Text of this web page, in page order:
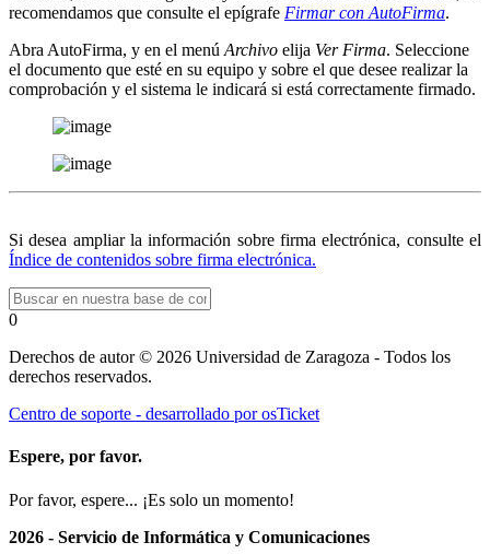
recomendamos que consulte el epígrafe Firmar con AutoFirma.
Abra AutoFirma, y en el menú Archivo elija Ver Firma. Seleccione
el documento que esté en su equipo y sobre el que desee realizar la
comprobación y el sistema le indicará si está correctamente firmado.
Si desea ampliar la información sobre firma electrónica, consulte el
Índice de contenidos sobre firma electrónica.
0
Derechos de autor © 2026 Universidad de Zaragoza - Todos los
derechos reservados.
Centro de soporte - desarrollado por osTicket
Espere, por favor.
Por favor, espere... ¡Es solo un momento!
2026 - Servicio de Informática y Comunicaciones